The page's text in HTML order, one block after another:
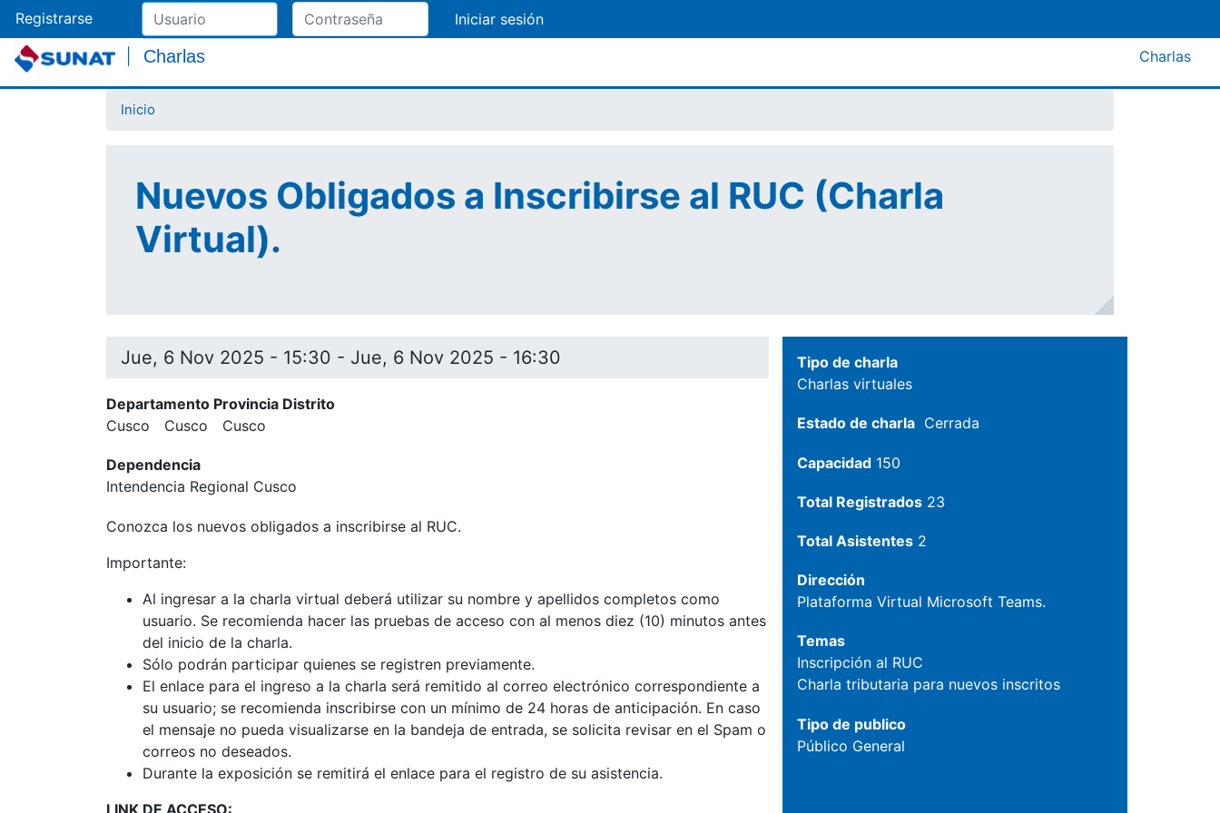
al
Registrarse
Charlas Charlas
Inicio
Nuevos Obligados a Inscribirse al RUC (Charla
Virtual).
Jue, 6 Nov 2025 - 15:30 - Jue, 6 Nov 2025 - 16:30
Departamento Provincia Distrito
Cusco
Cusco Cusco
Dependencia
Intendencia Regional Cusco
Conozca los nuevos obligados a inscribirse al RUC.
Importante:
Al ingresar a la charla virtual deberá utilizar su nombre y apellidos completos como
usuario. Se recomienda hacer las pruebas de acceso con al menos diez (10) minutos antes
del inicio de la charla.
Sólo podrán participar quienes se registren previamente.
El enlace para el ingreso a la charla será remitido al correo electrónico correspondiente a
su usuario; se recomienda inscribirse con un mínimo de 24 horas de anticipación. En caso
el mensaje no pueda visualizarse en la bandeja de entrada, se solicita revisar en el Spam o
correos no deseados.
Durante la exposición se remitirá el enlace para el registro de su asistencia.
LINK DE ACCESO:
Tipo de charla
Charlas virtuales
Estado de charla Cerrada
Capacidad 150
Total Registrados 23
Total Asistentes 2
Dirección
Plataforma Virtual Microsoft Teams.
Temas
Inscripción al RUC
Charla tributaria para nuevos inscritos
Tipo de publico
Público General